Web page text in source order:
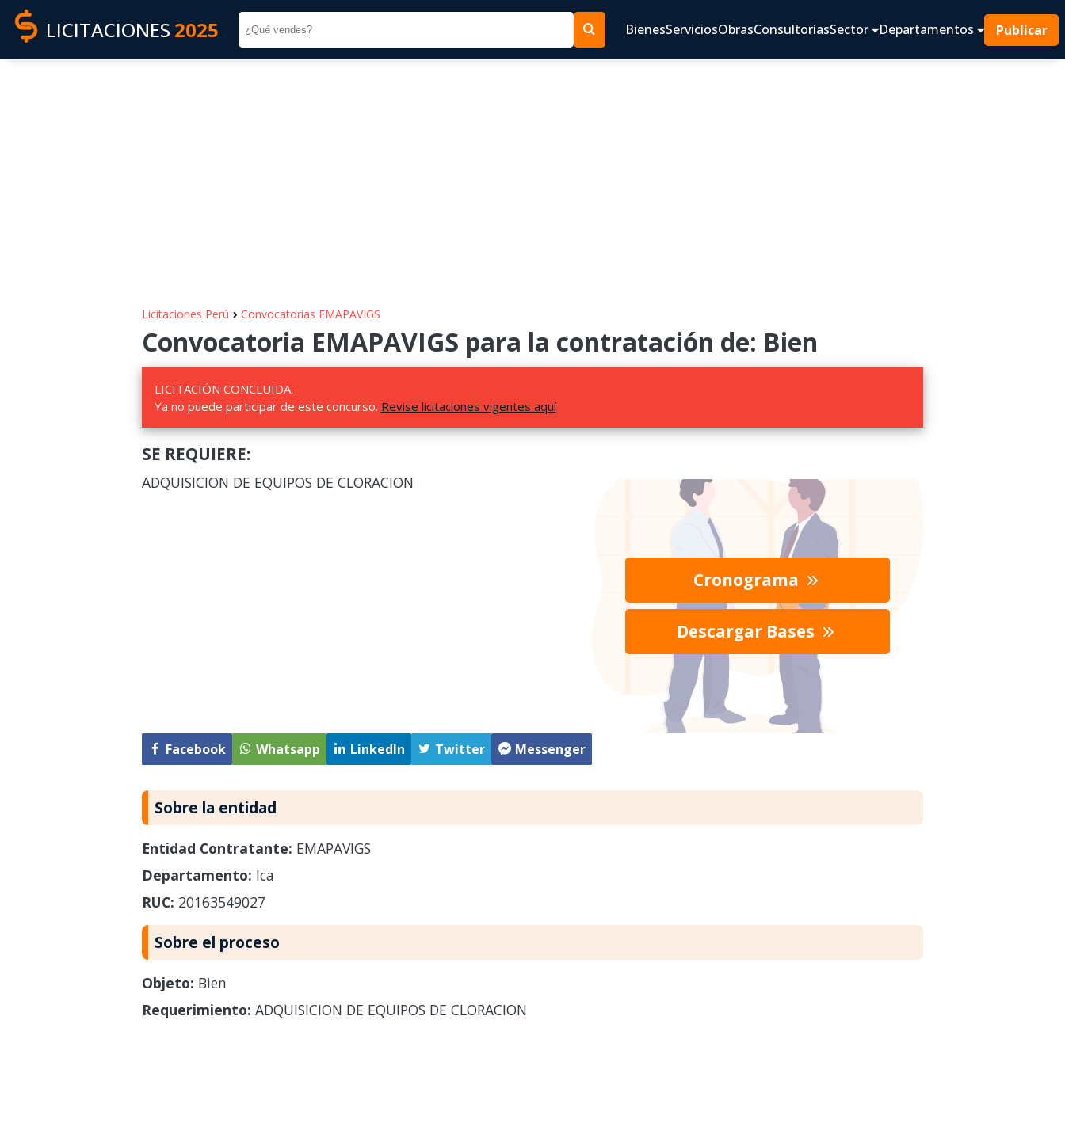
LICITACIONES 2025 BienesServiciosObrasConsultoríasSector Departamentos Publicar
Licitaciones Perú › Convocatorias EMAPAVIGS
Convocatoria EMAPAVIGS para la contratación de: Bien
LICITACIÓN CONCLUIDA.
Ya no puede participar de este concurso. Revise licitaciones vigentes aquí
SE REQUIERE:
ADQUISICION DE EQUIPOS DE CLORACION
Facebook Whatsapp LinkedIn Twitter Messenger
Cronograma
Descargar Bases
Sobre la entidad
Entidad Contratante: EMAPAVIGS
Departamento: Ica
RUC: 20163549027
Sobre el proceso
Objeto: Bien
Requerimiento: ADQUISICION DE EQUIPOS DE CLORACION